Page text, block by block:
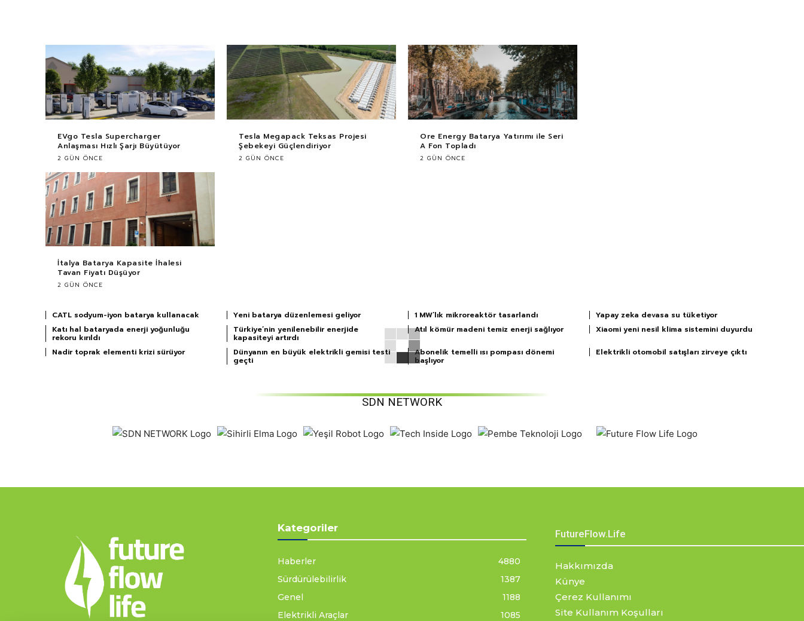
EVgo Tesla Supercharger
Anlaşması Hızlı Şarjı Büyütüyor
2 GÜN ÖNCE
Tesla Megapack Teksas Projesi
Şebekeyi Güçlendiriyor
2 GÜN ÖNCE
Ore Energy Batarya Yatırımı ile Seri
A Fon Topladı
2 GÜN ÖNCE
İtalya Batarya Kapasite İhalesi
Tavan Fiyatı Düşüyor
2 GÜN ÖNCE
CATL sodyum-iyon batarya kullanacak Yeni batarya düzenlemesi geliyor 1 MW’lık mikroreaktör tasarlandı
Yapay zeka devasa su tüketiyor
Katı hal bataryada enerji yoğunluğu
rekoru kırıldı
Türkiye’nin yenilenebilir enerjide
kapasiteyi artırdı
Atıl kömür madeni temiz enerji sağlıyor Xiaomi yeni nesil klima sistemini duyurdu
Nadir toprak elementi krizi sürüyor Dünyanın en büyük elektrikli gemisi testi
geçti
Abonelik temelli ısı pompası dönemi
başlıyor
Elektrikli otomobil satışları zirveye çıktı
SDN NETWORK
Kategoriler
Haberler
4880
Sürdürülebilirlik
1387
Genel
1188
Elektrikli Araçlar
1085
FutureFlow.Life
Hakkımızda
Künye
Çerez Kullanımı
Site Kullanım Koşulları